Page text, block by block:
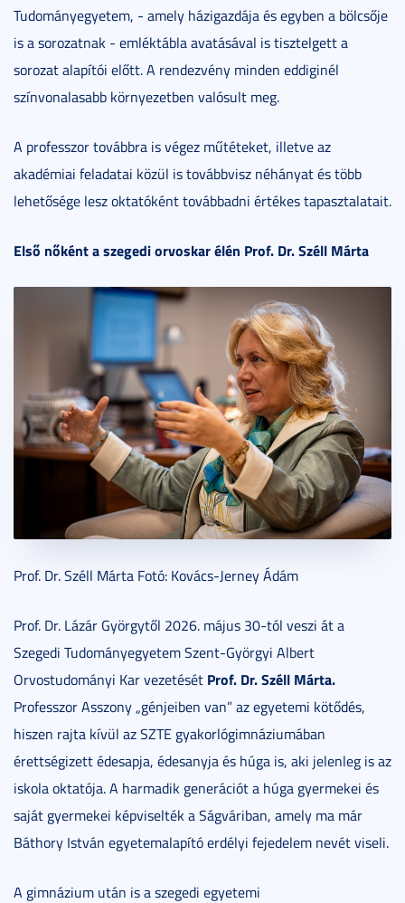
Tudományegyetem, - amely házigazdája és egyben a bölcsője
is a sorozatnak - emléktábla avatásával is tisztelgett a
sorozat alapítói előtt. A rendezvény minden eddiginél
színvonalasabb környezetben valósult meg.
A professzor továbbra is végez műtéteket, illetve az
akadémiai feladatai közül is továbbvisz néhányat és több
lehetősége lesz oktatóként továbbadni értékes tapasztalatait.
Első nőként a szegedi orvoskar élén Prof. Dr. Széll Márta
Prof. Dr. Széll Márta Fotó: Kovács-Jerney Ádám
Prof. Dr. Lázár Györgytől 2026. május 30-tól veszi át a
Szegedi Tudományegyetem Szent-Györgyi Albert
Orvostudományi Kar vezetését Prof. Dr. Széll Márta.
Professzor Asszony „génjeiben van” az egyetemi kötődés,
hiszen rajta kívül az SZTE gyakorlógimnáziumában
érettségizett édesapja, édesanyja és húga is, aki jelenleg is az
iskola oktatója. A harmadik generációt a húga gyermekei és
saját gyermekei képviselték a Ságváriban, amely ma már
Báthory István egyetemalapító erdélyi fejedelem nevét viseli.
A gimnázium után is a szegedi egyetemi